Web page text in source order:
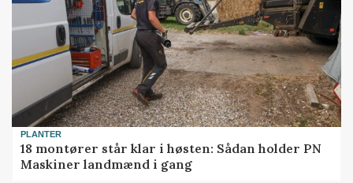
PLANTER
18 montører står klar i høsten: Sådan holder PN
Maskiner landmænd i gang